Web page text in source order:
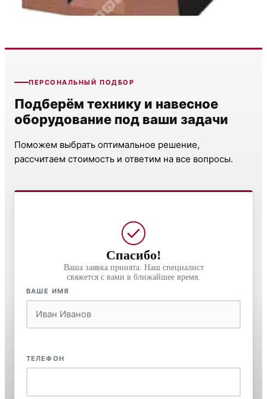
ПЕРСОНАЛЬНЫЙ ПОДБОР
Подберём технику и навесное
оборудование под ваши задачи
Поможем выбрать оптимальное решение,
рассчитаем стоимость и ответим на все вопросы.
Спасибо!
Ваша заявка принята. Наш специалист
свяжется с вами в ближайшее время.
ВАШЕ ИМЯ
ТЕЛЕФОН